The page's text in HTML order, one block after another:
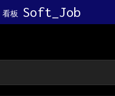
看板 Soft_Job